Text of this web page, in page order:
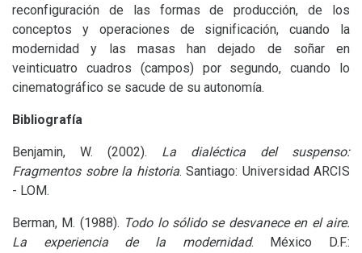
reconfiguración de las formas de producción, de los
conceptos y operaciones de significación, cuando la
modernidad y las masas han dejado de soñar en
veinticuatro cuadros (campos) por segundo, cuando lo
cinematográfico se sacude de su autonomía.
Bibliografía
Benjamin, W. (2002). La dialéctica del suspenso:
Fragmentos sobre la historia. Santiago: Universidad ARCIS
- LOM.
Berman, M. (1988). Todo lo sólido se desvanece en el aire.
La experiencia de la modernidad. México D.F.: